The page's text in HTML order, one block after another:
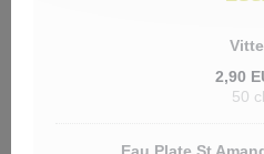
2,90
50 cl